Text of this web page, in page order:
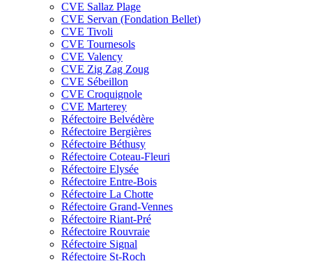
CVE Sallaz Plage
CVE Servan (Fondation Bellet)
CVE Tivoli
CVE Tournesols
CVE Valency
CVE Zig Zag Zoug
CVE Sébeillon
CVE Croquignole
CVE Marterey
Réfectoire Belvédère
Réfectoire Bergières
Réfectoire Béthusy
Réfectoire Coteau-Fleuri
Réfectoire Elysée
Réfectoire Entre-Bois
Réfectoire La Chotte
Réfectoire Grand-Vennes
Réfectoire Riant-Pré
Réfectoire Rouvraie
Réfectoire Signal
Réfectoire St-Roch